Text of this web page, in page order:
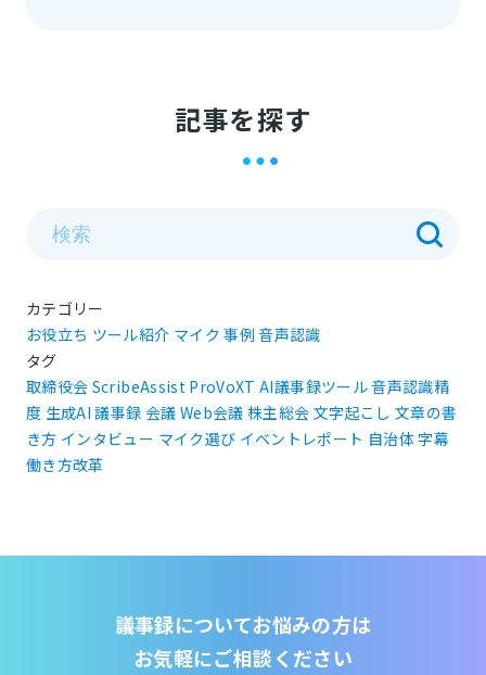
記事を探す
カテゴリー
お役立ち ツール紹介 マイク 事例 音声認識
タグ
取締役会 ScribeAssist ProVoXT AI議事録ツール音声認識精
度 生成AI 議事録 会議 Web会議 株主総会 文字起こし 文章の書
き方 インタビュー マイク選び イベントレポート 自治体字幕
働き方改革
議事録についてお悩みの方は
お気軽にご相談ください